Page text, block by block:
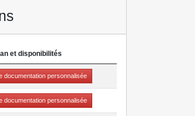
et disponibilités
documentation personnalisée
documentation personnalisée